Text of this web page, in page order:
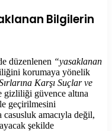
Bilgilerin
düzenlenen “yasaklanan
korumaya yönelik
Karşı Suçlar ve
gizliliği güvence altına
geçirilmesini
casusluk amacıyla değil,
şekilde